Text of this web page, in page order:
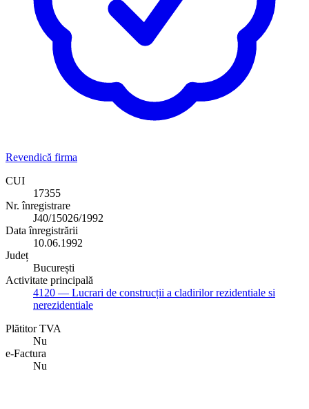
Revendică firma
CUI
17355
Nr. înregistrare
J40/15026/1992
Data înregistrării
10.06.1992
Județ
București
Activitate principală
4120 — Lucrari de construcții a cladirilor rezidentiale si
nerezidentiale
Plătitor TVA
Nu
e-Factura
Nu